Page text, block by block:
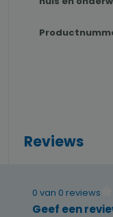
Reviews
0 van 0 reviews
Geef een